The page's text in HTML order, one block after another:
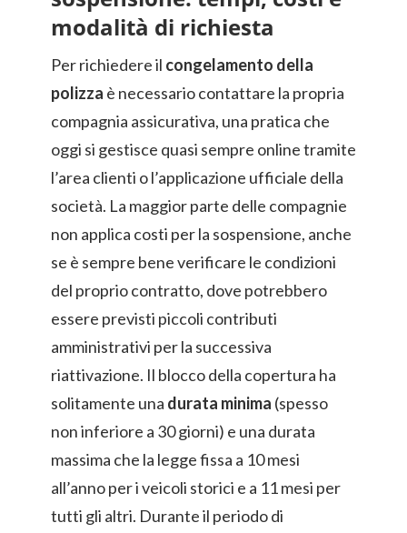
modalità di richiesta
Per richiedere il congelamento della
polizza è necessario contattare la propria
compagnia assicurativa, una pratica che
oggi si gestisce quasi sempre online tramite
l’area clienti o l’applicazione ufficiale della
società. La maggior parte delle compagnie
non applica costi per la sospensione, anche
se è sempre bene verificare le condizioni
del proprio contratto, dove potrebbero
essere previsti piccoli contributi
amministrativi per la successiva
riattivazione. Il blocco della copertura ha
solitamente una durata minima (spesso
non inferiore a 30 giorni) e una durata
massima che la legge fissa a 10 mesi
all’anno per i veicoli storici e a 11 mesi per
tutti gli altri. Durante il periodo di